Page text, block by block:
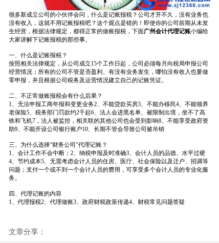
很多新成立公司的小伙伴会问，什么是记账报税？公司才开不久，没有业务也
没有收入，这就不用记账报税吧？这个观点是错的！即使你的公司前期从未发
生经营，根据法律规定，都得正常的做账报税，下面广州会计代理记账小编给
大家讲解下记账报税的那些事。
一、什么是记账报税？
按照相关法律规定，从公司成立15个工作日起，公司必须每月向税局申报公司
经营情况；所有的公司不管是否盈利、有没有业务发生，哪怕没有收入也要做
零申报，并且根据公司税务及运营情况建立自己的记账凭证。
二、不正常做账报税会有什么后果？
1、无法申报工商年报和变更业务2、不能贷款买房3、不能办移民4、不能领养
老保险5、税务部门罚款约2千起6、法人会进黑名单、被限制出境，坐不了高
铁和飞机7，法人被监控，相关联的其他公司也会受到影响8、不能享受政府资
助9、不能开设公司银行账户10、长期不管会导致公司被吊销
三、为什么选择“财务公司”代理记账？
1、会计工作不会中断；2、纳税申报及时准确3、会计人员的品德、水平过硬
4、节约成本5、无需考虑会计人员的住房、医疗、社会保险以及迁户、招调等
问题；支付一个或不到一个会计人员的费用，可享受多个会计人员的专业化服
务。
四、代理记账的内容
1、代理报税2、代理做账3、政府财税政策传递4、财税常见问题答疑
文章分享：